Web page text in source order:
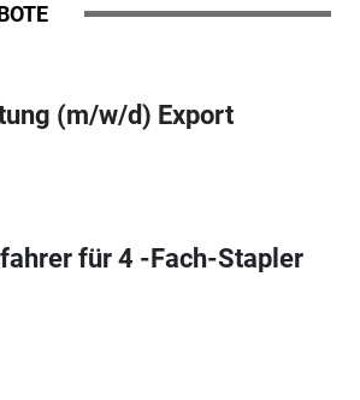
(m/w/d) Export
für 4 -Fach-Stapler